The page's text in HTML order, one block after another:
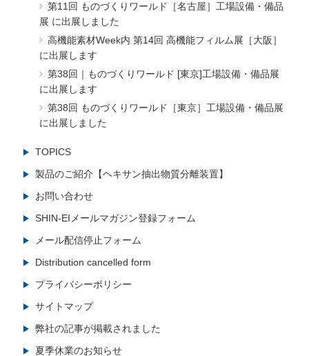
第11回 ものづくりワールド［名古屋］工場設備・備品
展 に出展しました
高機能素材Week内 第14回 高機能フィルム展［大阪］
に出展します
第38回｜ものづくりワールド [東京]工場設備・備品展
に出展します
第38回 ものづくりワールド［東京］工場設備・備品展
に出展しました
TOPICS
製品のご紹介【ヘキサン抽出物質分離装置】
お問い合わせ
SHIN-EIメールマガジン登録フォーム
メール配信停止フォーム
Distribution cancelled form
プライバシーポリシー
サイトマップ
弊社の記事が掲載されました
夏季休業のお知らせ